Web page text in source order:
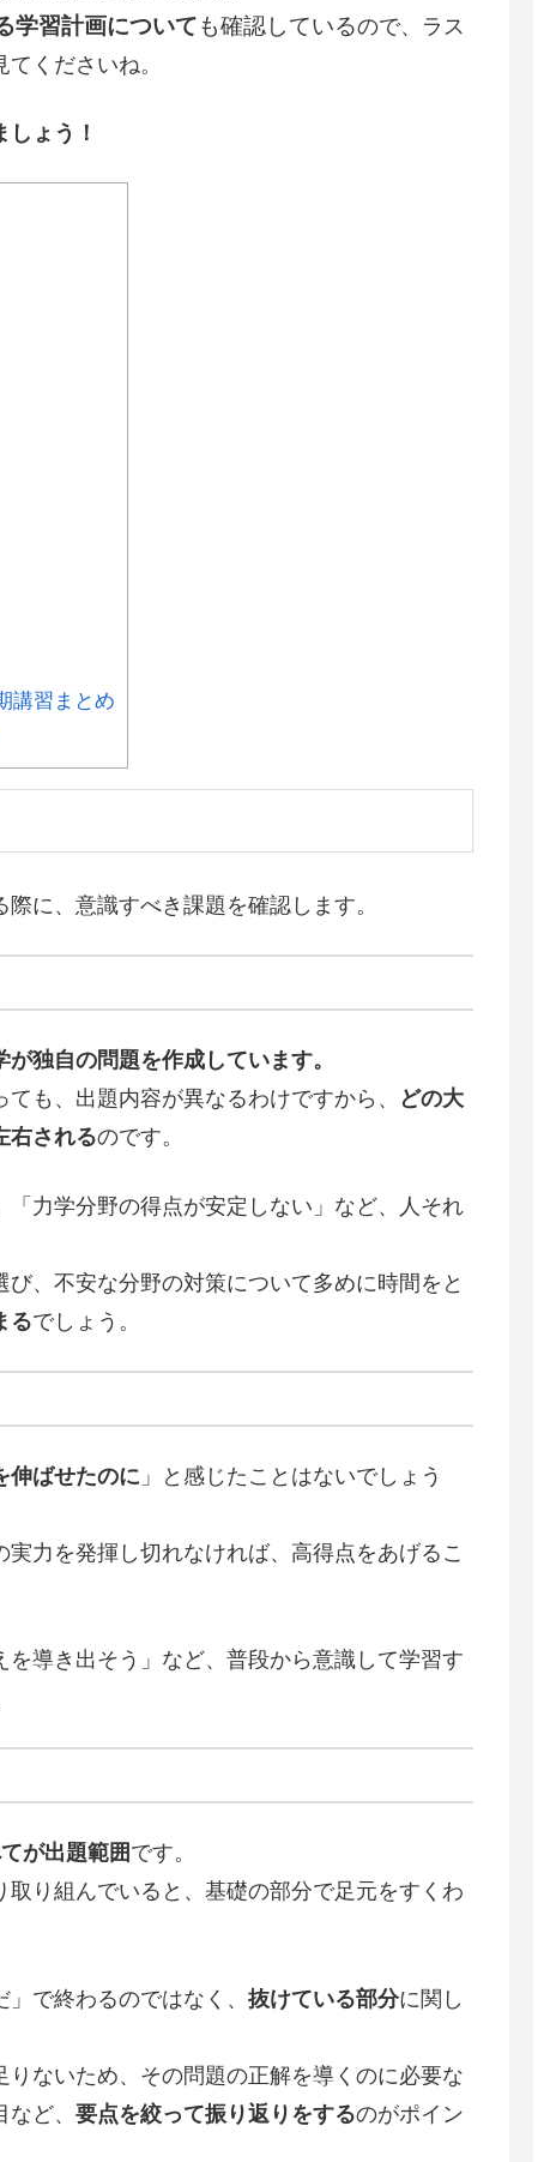
学習計画についても確認しているので、ラス
くださいね。
ょう！
講習まとめ
に、意識すべき課題を確認します。
が独自の問題を作成しています。
も、出題内容が異なるわけですから、
どの大
右されるのです。
力学分野の得点が安定しない」など、人それ
、不安な分野の対策について多めに時間をと
るでしょう。
伸ばせたのに 」と感じたことはないでしょう
力を発揮し切れなければ、高得点をあげるこ
導き出そう」など、普段から意識して学習す
が出題範囲です。
り組んでいると、基礎の部分で足元をすくわ
で終わるのではなく、 抜けている部分に関し
ないため、その問題の正解を導くのに必要な
ど、 要点を絞って振り返りをするのがポイン